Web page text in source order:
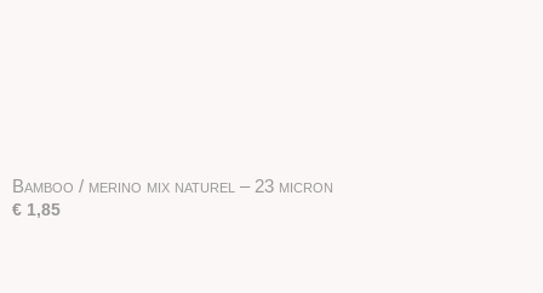
Bamboo / merino mix naturel – 23 micron
€ 1,85